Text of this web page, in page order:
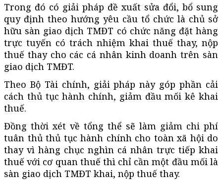
Trong đó có giải pháp đề xuất sửa đổi, bổ sung
quy định theo hướng yêu cầu tổ chức là chủ sở
hữu sàn giao dịch TMĐT có chức năng đặt hàng
trực tuyến có trách nhiệm khai thuế thay, nộp
thuế thay cho các cá nhân kinh doanh trên sàn
giao dịch TMĐT.
Theo Bộ Tài chính, giải pháp này góp phần cải
cách thủ tục hành chính, giảm đầu mối kê khai
thuế.
Đồng thời xét về tổng thể sẽ làm giảm chi phí
tuân thủ thủ tục hành chính cho toàn xã hội do
thay vì hàng chục nghìn cá nhân trực tiếp khai
thuế với cơ quan thuế thì chỉ cần một đầu mối là
sàn giao dịch TMĐT khai, nộp thuế thay.